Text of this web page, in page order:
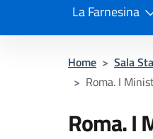
La Farnesina
Home > Sala
> Roma. I
Roma. I